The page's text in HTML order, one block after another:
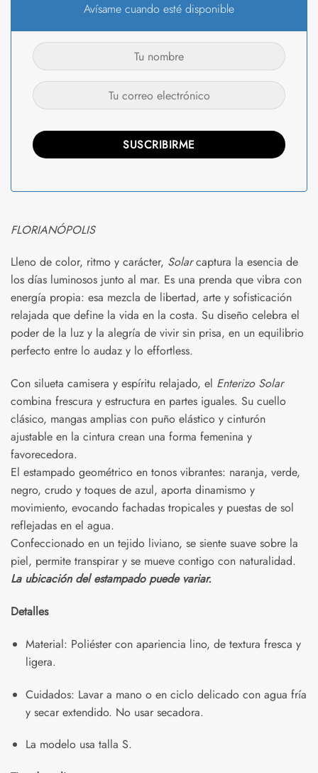
Avísame cuando esté disponible
FLORIANÓPOLIS
Lleno de color, ritmo y carácter, Solarcaptura la esencia de
los días luminosos junto al mar. Es una prenda que vibra con
energía propia: esa mezcla de libertad, arte y sofisticación
relajada que define la vida en la costa. Su diseño celebra el
poder de la luz y la alegría de vivir sin prisa, en un equilibrio
perfecto entre lo audaz y lo effortless.
Con silueta camisera y espíritu relajado, el Enterizo Solar
combina frescura y estructura en partes iguales. Su cuello
clásico, mangas amplias con puño elástico y cinturón
ajustable en la cintura crean una forma femenina y
favorecedora.
El estampado geométrico en tonos vibrantes: naranja, verde,
negro, crudo y toques de azul, aporta dinamismo y
movimiento, evocando fachadas tropicales y puestas de sol
reflejadas en el agua.
Confeccionado en un tejido liviano, se siente suave sobre la
piel, permite transpirar y se mueve contigo con naturalidad.
La ubicación del estampado puede variar.
Detalles
Material: Poliéster con apariencia lino, de textura fresca y
ligera.
Cuidados: Lavar a mano o en ciclo delicado con agua fría
y secar extendido. No usar secadora.
La modelo usa talla S.